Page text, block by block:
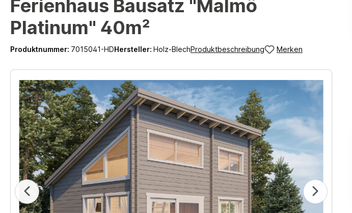
Ferienhaus Bausatz "Malmö
Platinum" 40m²
Produktnummer: 7015041-HDHersteller: Holz-BlechProduktbeschreibung Merken